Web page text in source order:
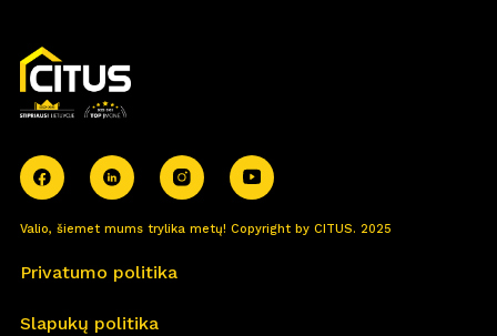
Valio, šiemet mums trylika metų! Copyright by CITUS. 2025
Privatumo politika
Slapukų politika